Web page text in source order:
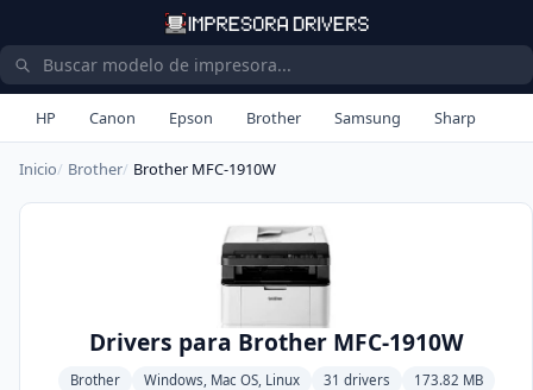
HP Canon Epson Brother Samsung Sharp
Inicio Brother Brother MFC-1910W
Drivers para Brother MFC-1910W
Brother Windows, Mac OS, Linux 31 drivers
173.82 MB